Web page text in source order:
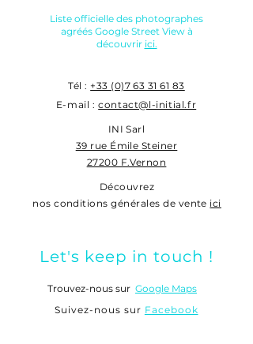
Liste officielle des photographes
agréés Google Street View à
découvrir ici.
Tél : +33 (0)7 63 31 61 83
E-mail :contact@l-initial.fr
INI Sarl
39 rue Émile Steiner
27200 F.Vernon
Découvrez
nos conditions générales de vente ici
Let's keep in touch !
Trouvez-nous sur Google Maps
Suivez-nous sur Facebook